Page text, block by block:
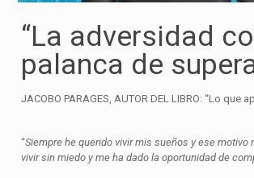
“La adversidad
palanca de
JACOBO PARAGES, AUTOR DEL LIBRO: “Lo que
“Siempre he querido vivir mis sueños y ese motivo
vivir sin miedo y me ha dado la oportunidad de